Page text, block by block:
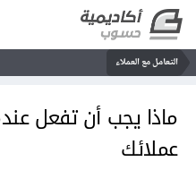
التعامل مع العملاء
ماذا يجب أن تفعل
عملائك